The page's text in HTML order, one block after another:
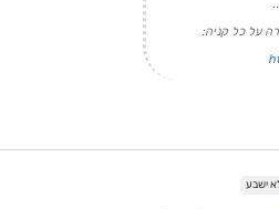
על כל קניה:
ישבע